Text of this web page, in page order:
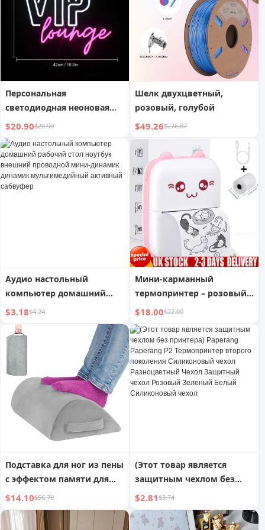
нескользящая резиновая
основа
вьетнамская версии
Персональная
светодиодная неоновая
вывеска VIP-лаунжа
$20.90$20.90
Шелк двухцветный,
розовый, голубой
$49.26$276.87
Аудио настольный
компьютер домашний
рабочий стол ноутбук
внешний проводной
мини-динамик динамик
мультимедийный
активный сабвуфер
$3.18$4.24
Мини-карманный
термопринтер – розовый +
1 рулон
$18.00$22.00
Подставка для ног из пены
с эффектом памяти для
домашнего офиса,
съемная и моющаяся
$14.10$56.70
(Этот товар является
защитным чехлом без
принтера) Paperang
Paperang P2 Термопринтер
второго поколения
$2.81$3.74